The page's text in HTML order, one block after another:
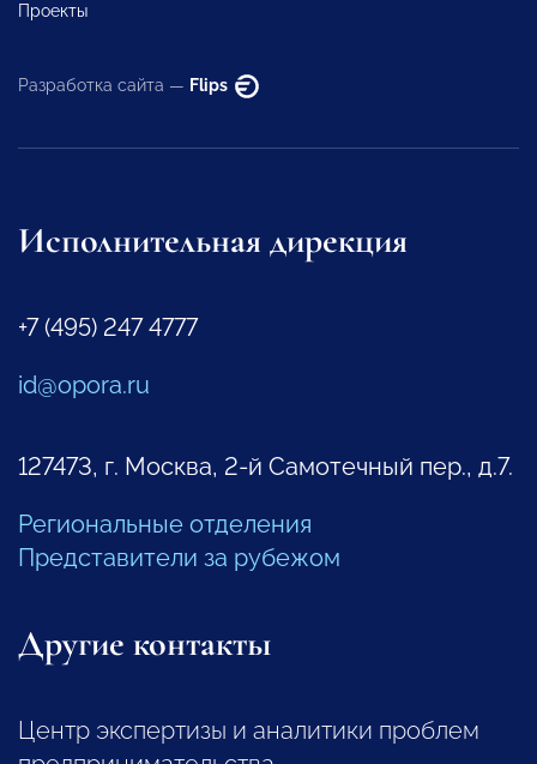
Проекты
Разработка сайта — Flips
Исполнительная дирекция
+7 (495) 247 4777
id@opora.ru
127473, г. Москва, 2-й Самотечный пер., д.7.
Региональные отделения
Представители за рубежом
Другие контакты
Центр экспертизы и аналитики проблем